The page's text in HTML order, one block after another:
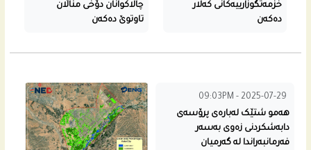
خزمه‌تگوزارییه‌كانى كه‌لار
ده‌كه‌ن
چالاكوانان دۆخی مناڵان
تاوتوێ ده‌كه‌ن
09:03PM - 2025-07-29
هه‌مو شتێک له‌باره‌ى پرۆسه‌ى
دابه‌شكردنى زه‌وی به‌سه‌ر
فه‌رمانبه‌راندا له‌ گه‌رمیان